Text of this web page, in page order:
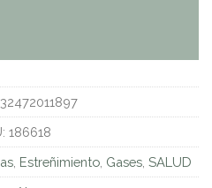
186618
Estreñimiento Gases SALUD